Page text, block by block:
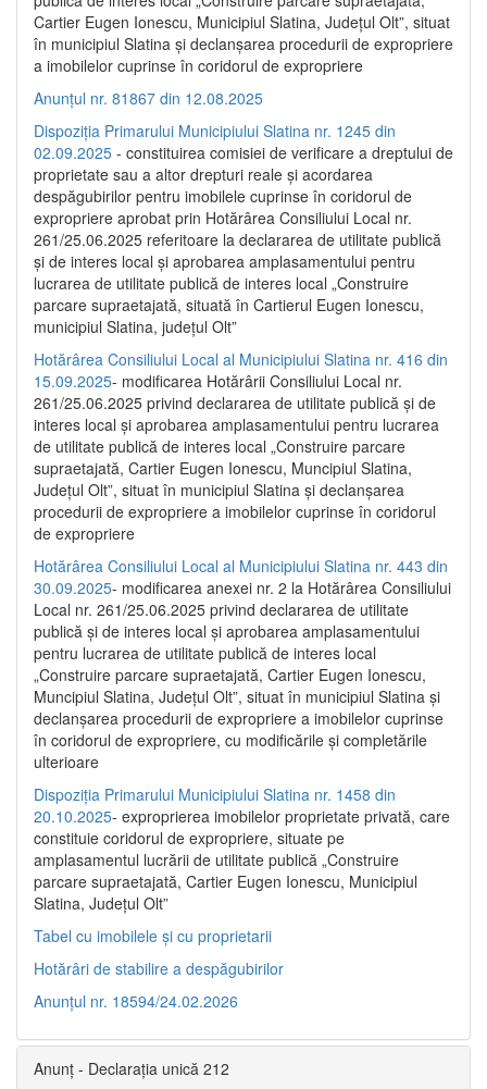
Cartier Eugen Ionescu, Municipiul Slatina, Județul Olt”, situat
în municipiul Slatina și declanșarea procedurii de expropriere
a imobilelor cuprinse în coridorul de expropriere
Anunțul nr. 81867 din 12.08.2025
Dispoziția Primarului Municipiului Slatina nr. 1245 din
02.09.2025 - constituirea comisiei de verificare a dreptului de
proprietate sau a altor drepturi reale și acordarea
despăgubirilor pentru imobilele cuprinse în coridorul de
expropriere aprobat prin Hotărârea Consiliului Local nr.
261/25.06.2025 referitoare la declararea de utilitate publică
și de interes local și aprobarea amplasamentului pentru
lucrarea de utilitate publică de interes local „Construire
parcare supraetajată, situată în Cartierul Eugen Ionescu,
municipiul Slatina, județul Olt”
Hotărârea Consiliului Local al Municipiului Slatina nr. 416 din
15.09.2025- modificarea Hotărârii Consiliului Local nr.
261/25.06.2025 privind declararea de utilitate publică și de
interes local și aprobarea amplasamentului pentru lucrarea
de utilitate publică de interes local „Construire parcare
supraetajată, Cartier Eugen Ionescu, Muncipiul Slatina,
Județul Olt”, situat în municipiul Slatina și declanșarea
procedurii de expropriere a imobilelor cuprinse în coridorul
de expropriere
Hotărârea Consiliului Local al Municipiului Slatina nr. 443 din
30.09.2025- modificarea anexei nr. 2 la Hotărârea Consiliului
Local nr. 261/25.06.2025 privind declararea de utilitate
publică şi de interes local şi aprobarea amplasamentului
pentru lucrarea de utilitate publică de interes local
„Construire parcare supraetajată, Cartier Eugen Ionescu,
Muncipiul Slatina, Judeţul Olt”, situat în municipiul Slatina şi
declanşarea procedurii de expropriere a imobilelor cuprinse
în coridorul de expropriere, cu modificările şi completările
ulterioare
Dispoziția Primarului Municipiului Slatina nr. 1458 din
20.10.2025- exproprierea imobilelor proprietate privată, care
constituie coridorul de expropriere, situate pe
amplasamentul lucrării de utilitate publică „Construire
parcare supraetajată, Cartier Eugen Ionescu, Municipiul
Slatina, Județul Olt”
Tabel cu imobilele și cu proprietarii
Hotărâri de stabilire a despăgubirilor
Anunțul nr. 18594/24.02.2026
Anunț - Declarația unică 212